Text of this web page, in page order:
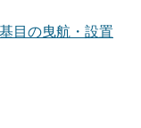
目の曳航・設置